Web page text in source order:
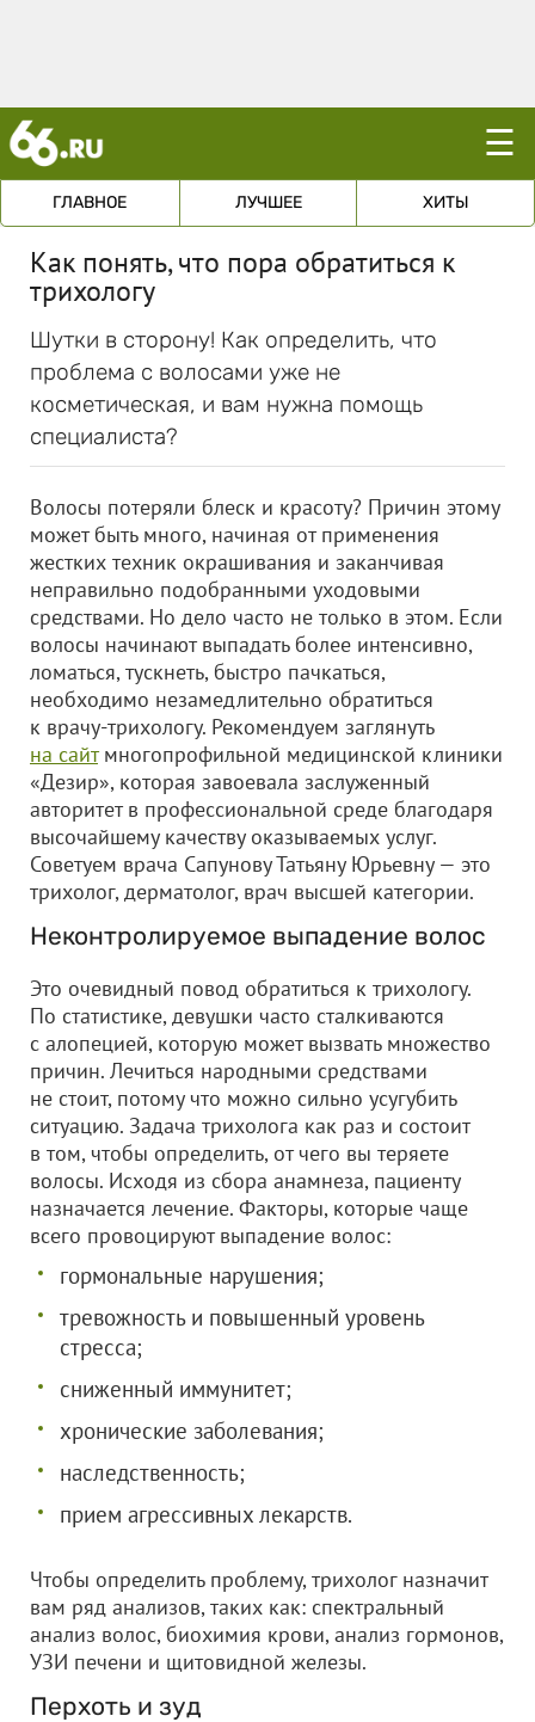
☰
ГЛАВНОЕ ЛУЧШЕЕ ХИТЫ
Как понять, что пора обратиться к
трихологу
Шутки в сторону! Как определить, что
проблема с волосами уже не
косметическая, и вам нужна помощь
специалиста?
Волосы потеряли блеск и красоту? Причин этому
может быть много, начиная от применения
жестких техник окрашивания и заканчивая
неправильно подобранными уходовыми
средствами. Но дело часто не только в этом. Если
волосы начинают выпадать более интенсивно,
ломаться, тускнеть, быстро пачкаться,
необходимо незамедлительно обратиться
к врачу-трихологу. Рекомендуем заглянуть
на сайтмногопрофильной медицинской клиники
«Дезир», которая завоевала заслуженный
авторитет в профессиональной среде благодаря
высочайшему качеству оказываемых услуг.
Советуем врача Сапунову Татьяну Юрьевну — это
трихолог, дерматолог, врач высшей категории.
Неконтролируемое выпадение волос
Это очевидный повод обратиться к трихологу.
По статистике, девушки часто сталкиваются
с алопецией, которую может вызвать множество
причин. Лечиться народными средствами
не стоит, потому что можно сильно усугубить
ситуацию. Задача трихолога как раз и состоит
в том, чтобы определить, от чего вы теряете
волосы. Исходя из сбора анамнеза, пациенту
назначается лечение. Факторы, которые чаще
всего провоцируют выпадение волос:
гормональные нарушения;
тревожность и повышенный уровень
стресса;
сниженный иммунитет;
хронические заболевания;
наследственность;
прием агрессивных лекарств.
Чтобы определить проблему, трихолог назначит
вам ряд анализов, таких как: спектральный
анализ волос, биохимия крови, анализ гормонов,
УЗИ печени и щитовидной железы.
Перхоть и зуд